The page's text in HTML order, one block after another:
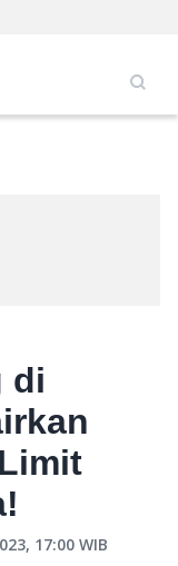
di
17:00 WIB